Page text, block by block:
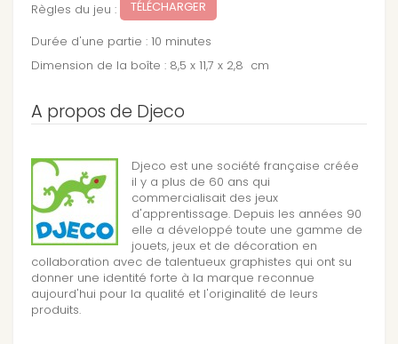
Règles du jeu : TÉLÉCHARGER
Durée d'une partie : 10 minutes
Dimension de la boîte : 8,5 x 11,7 x 2,8 cm
A propos de Djeco
Djeco est une société française créée
il y a plus de 60 ans qui
commercialisait des jeux
d'apprentissage. Depuis les années 90
elle a développé toute une gamme de
jouets, jeux et de décoration en
collaboration avec de talentueux graphistes qui ont su
donner une identité forte à la marque reconnue
aujourd'hui pour la qualité et l'originalité de leurs
produits.